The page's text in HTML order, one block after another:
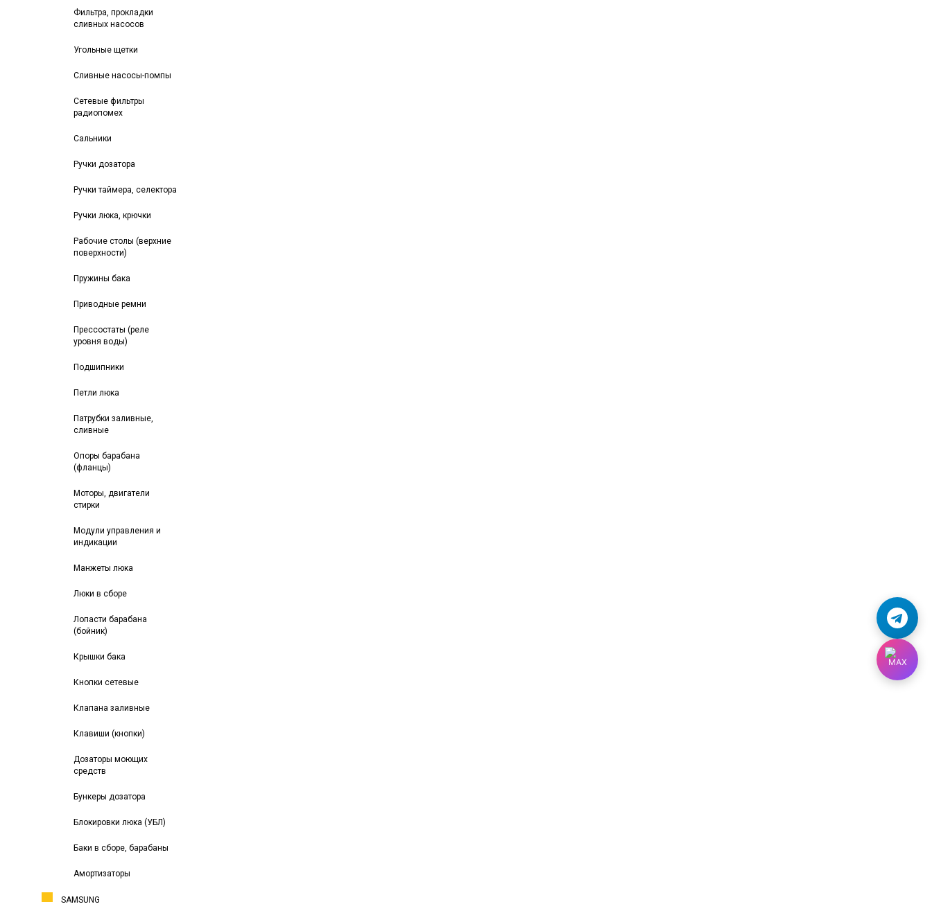
Фильтра, прокладки
сливных насосов
Угольные щетки
Сливные насосы-помпы
Сетевые фильтры
радиопомех
Сальники
Ручки дозатора
Ручки таймера, селектора
Ручки люка, крючки
Рабочие столы (верхние
поверхности)
Пружины бака
Приводные ремни
Прессостаты (реле
уровня воды)
Подшипники
Петли люка
Патрубки заливные,
сливные
Опоры барабана
(фланцы)
Моторы, двигатели
стирки
Модули управления и
индикации
Манжеты люка
Люки в сборе
Лопасти барабана
(бойник)
Крышки бака
Кнопки сетевые
Клапана заливные
Клавиши (кнопки)
Дозаторы моющих
средств
Бункеры дозатора
Блокировки люка (УБЛ)
Баки в сборе, барабаны
Амортизаторы
SAMSUNG